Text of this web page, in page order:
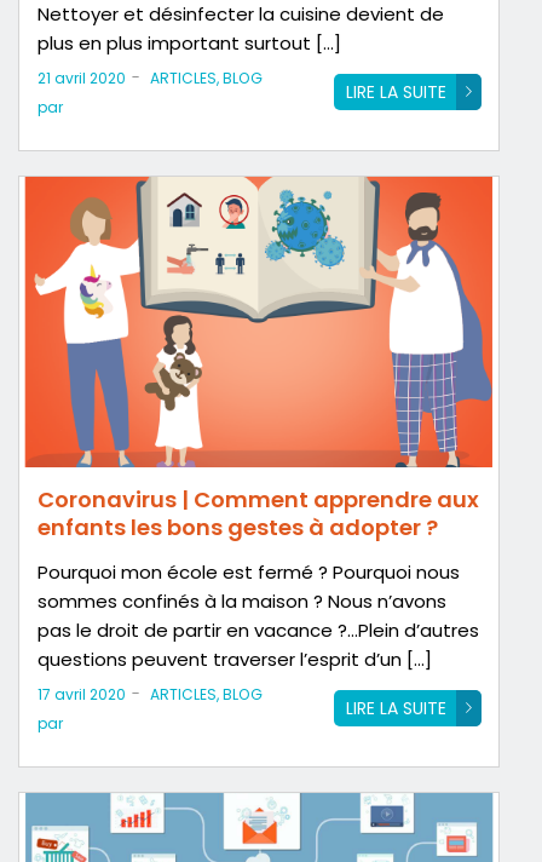
Nettoyer et désinfecter la cuisine devient de
plus en plus important surtout […]
LIRE LA SUITE
21 avril 2020 - ARTICLES,BLOG
par
Coronavirus | Comment apprendre aux
enfants les bons gestes à adopter ?
Pourquoi mon école est fermé ? Pourquoi nous
sommes confinés à la maison ? Nous n’avons
pas le droit de partir en vacance ?…Plein d’autres
questions peuvent traverser l’esprit d’un […]
LIRE LA SUITE
17 avril 2020 - ARTICLES,BLOG
par